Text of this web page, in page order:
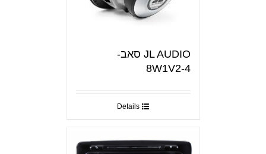
JL AUDIO סאב-
8W1V2-4
Details